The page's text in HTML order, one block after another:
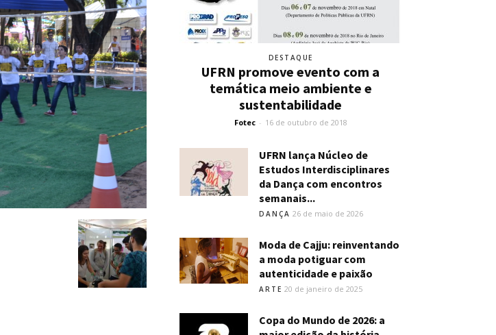
DESTAQUE
UFRN promove evento com a
temática meio ambiente e
sustentabilidade
Fotec - 16 de outubro de 2018
UFRN lança Núcleo de
Estudos Interdisciplinares
da Dança com encontros
semanais...
DANÇA 26 de maio de 2026
Moda de Cajju: reinventando
a moda potiguar com
autenticidade e paixão
ARTE 20 de janeiro de 2025
Copa do Mundo de 2026: a